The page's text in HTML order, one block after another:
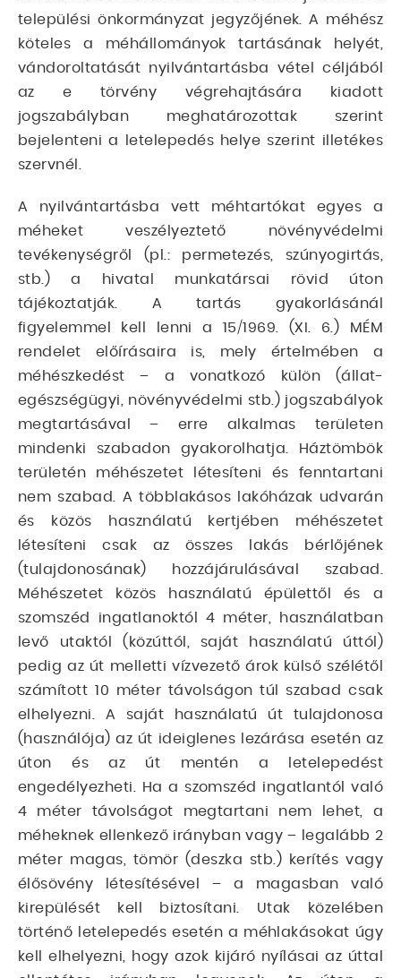
települési önkormányzat jegyzőjének. A méhész
köteles a méhállományok tartásának helyét,
vándoroltatását nyilvántartásba vétel céljából
az e törvény végrehajtására kiadott
jogszabályban meghatározottak szerint
bejelenteni a letelepedés helye szerint illetékes
szervnél.
A nyilvántartásba vett méhtartókat egyes a
méheket veszélyeztető növényvédelmi
tevékenységről (pl.: permetezés, szúnyogirtás,
stb.) a hivatal munkatársai rövid úton
tájékoztatják. A tartás gyakorlásánál
figyelemmel kell lenni a 15/1969. (XI. 6.) MÉM
rendelet előírásaira is, mely értelmében a
méhészkedést – a vonatkozó külön (állat-
egészségügyi, növényvédelmi stb.) jogszabályok
megtartásával – erre alkalmas területen
mindenki szabadon gyakorolhatja. Háztömbök
területén méhészetet létesíteni és fenntartani
nem szabad. A többlakásos lakóházak udvarán
és közös használatú kertjében méhészetet
létesíteni csak az összes lakás bérlőjének
(tulajdonosának) hozzájárulásával szabad.
Méhészetet közös használatú épülettől és a
szomszéd ingatlanoktól 4 méter, használatban
levő utaktól (közúttól, saját használatú úttól)
pedig az út melletti vízvezető árok külső szélétől
számított 10 méter távolságon túl szabad csak
elhelyezni. A saját használatú út tulajdonosa
(használója) az út ideiglenes lezárása esetén az
úton és az út mentén a letelepedést
engedélyezheti. Ha a szomszéd ingatlantól való
4 méter távolságot megtartani nem lehet, a
méheknek ellenkező irányban vagy – legalább 2
méter magas, tömör (deszka stb.) kerítés vagy
élősövény létesítésével – a magasban való
kirepülését kell biztosítani. Utak közelében
történő letelepedés esetén a méhlakásokat úgy
kell elhelyezni, hogy azok kijáró nyílásai az úttal